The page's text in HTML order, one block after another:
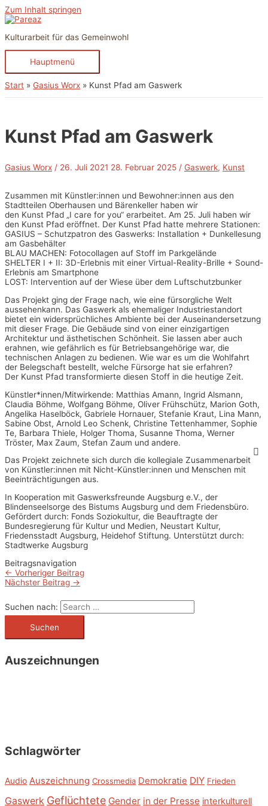
Zum Inhalt springen
Kulturarbeit für das Gemeinwohl
Hauptmenü
Start Gasius Worx Kunst Pfad am Gaswerk
Kunst Pfad am Gaswerk
Gasius Worx / 26. Juli 2021 28. Februar 2025 / Gaswerk, Kunst
Zusammen mit Künstler:innen und Bewohner:innen aus den
Stadtteilen Oberhausen und Bärenkeller haben wir
den Kunst Pfad „I care for you“ erarbeitet. Am 25. Juli haben wir
den Kunst Pfad eröffnet. Der Kunst Pfad hatte mehrere Stationen:
GASIUS – Schutzpatron des Gaswerks: Installation + Dunkellesung
am Gasbehälter
BLAU MACHEN: Fotocollagen auf Stoff im Parkgelände
SHELTER I + II: 3D-Erlebnis mit einer Virtual-Reality-Brille + Sound-
Erlebnis am Smartphone
LOST: Intervention auf der Wiese über dem Luftschutzbunker
Das Projekt ging der Frage nach, wie eine fürsorgliche Welt
aussehenkann. Das Gaswerk als ehemaliger Industriestandort
bietet ein widersprüchliches Ambiente bei der Auseinandersetzung
mit dieser Frage. Die Gebäude sind von einer einzigartigen
Architektur und ästhetischen Schönheit. Sie lassen aber auch
erahnen, wie gefährlich es für Betriebsangehörige war, die
technischen Anlagen zu bedienen. Wie war es um die Wohlfahrt
der Belegschaft bestellt, welche Fürsorge hat sie erfahren?
Der Kunst Pfad transformierte diesen Stoff in die heutige Zeit.
Künstler*innen/Mitwirkende: Matthias Amann, Ingrid Alsmann,
Claudia Böhme, Wolfgang Böhme, Oliver Frühschütz, Marion Goth,
Angelika Haselböck, Gabriele Hornauer, Stefanie Kraut, Lina Mann,
Sabine Obst, Arnold Leo Schenk, Christine Tettenhammer, Sophie
Te, Barbara Thiele, Holger Thoma, Susanne Thoma, Werner
Tröster, Max Zaum, Stefan Zaum und andere.
Das Projekt zeichnete sich durch die kollegiale Zusammenarbeit
von Künstler:innen mit Nicht-Künstler:innen und Menschen mit
Beeinträchtigungen aus.
In Kooperation mit Gaswerksfreunde Augsburg e.V., der
Blindenseelsorge des Bistums Augsburg und dem Friedensbüro.
Gefördert durch: Fonds Soziokultur, die Beauftragte der
Bundesregierung für Kultur und Medien, Neustart Kultur,
Friedensstadt Augsburg, Heidehof Stiftung. Unterstützt durch:
Stadtwerke Augsburg
Beitragsnavigation
← Vorheriger Beitrag
Nächster Beitrag →
Suchen nach:
Auszeichnungen
Schlagwörter
Audio Auszeichnung Crossmedia Demokratie DIY Frieden
Gaswerk Geflüchtete Gender in der Presse interkulturell